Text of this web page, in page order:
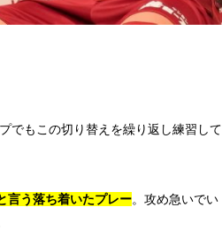
でもこの切り替えを繰り返し練習して
言う落ち着いたプレー。攻め急いでい